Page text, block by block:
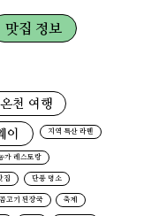
맛집 정보
천 여행
이 지역 특산 라멘
가 레스토랑
집 단풍 명소
곰고기 된장국 축제